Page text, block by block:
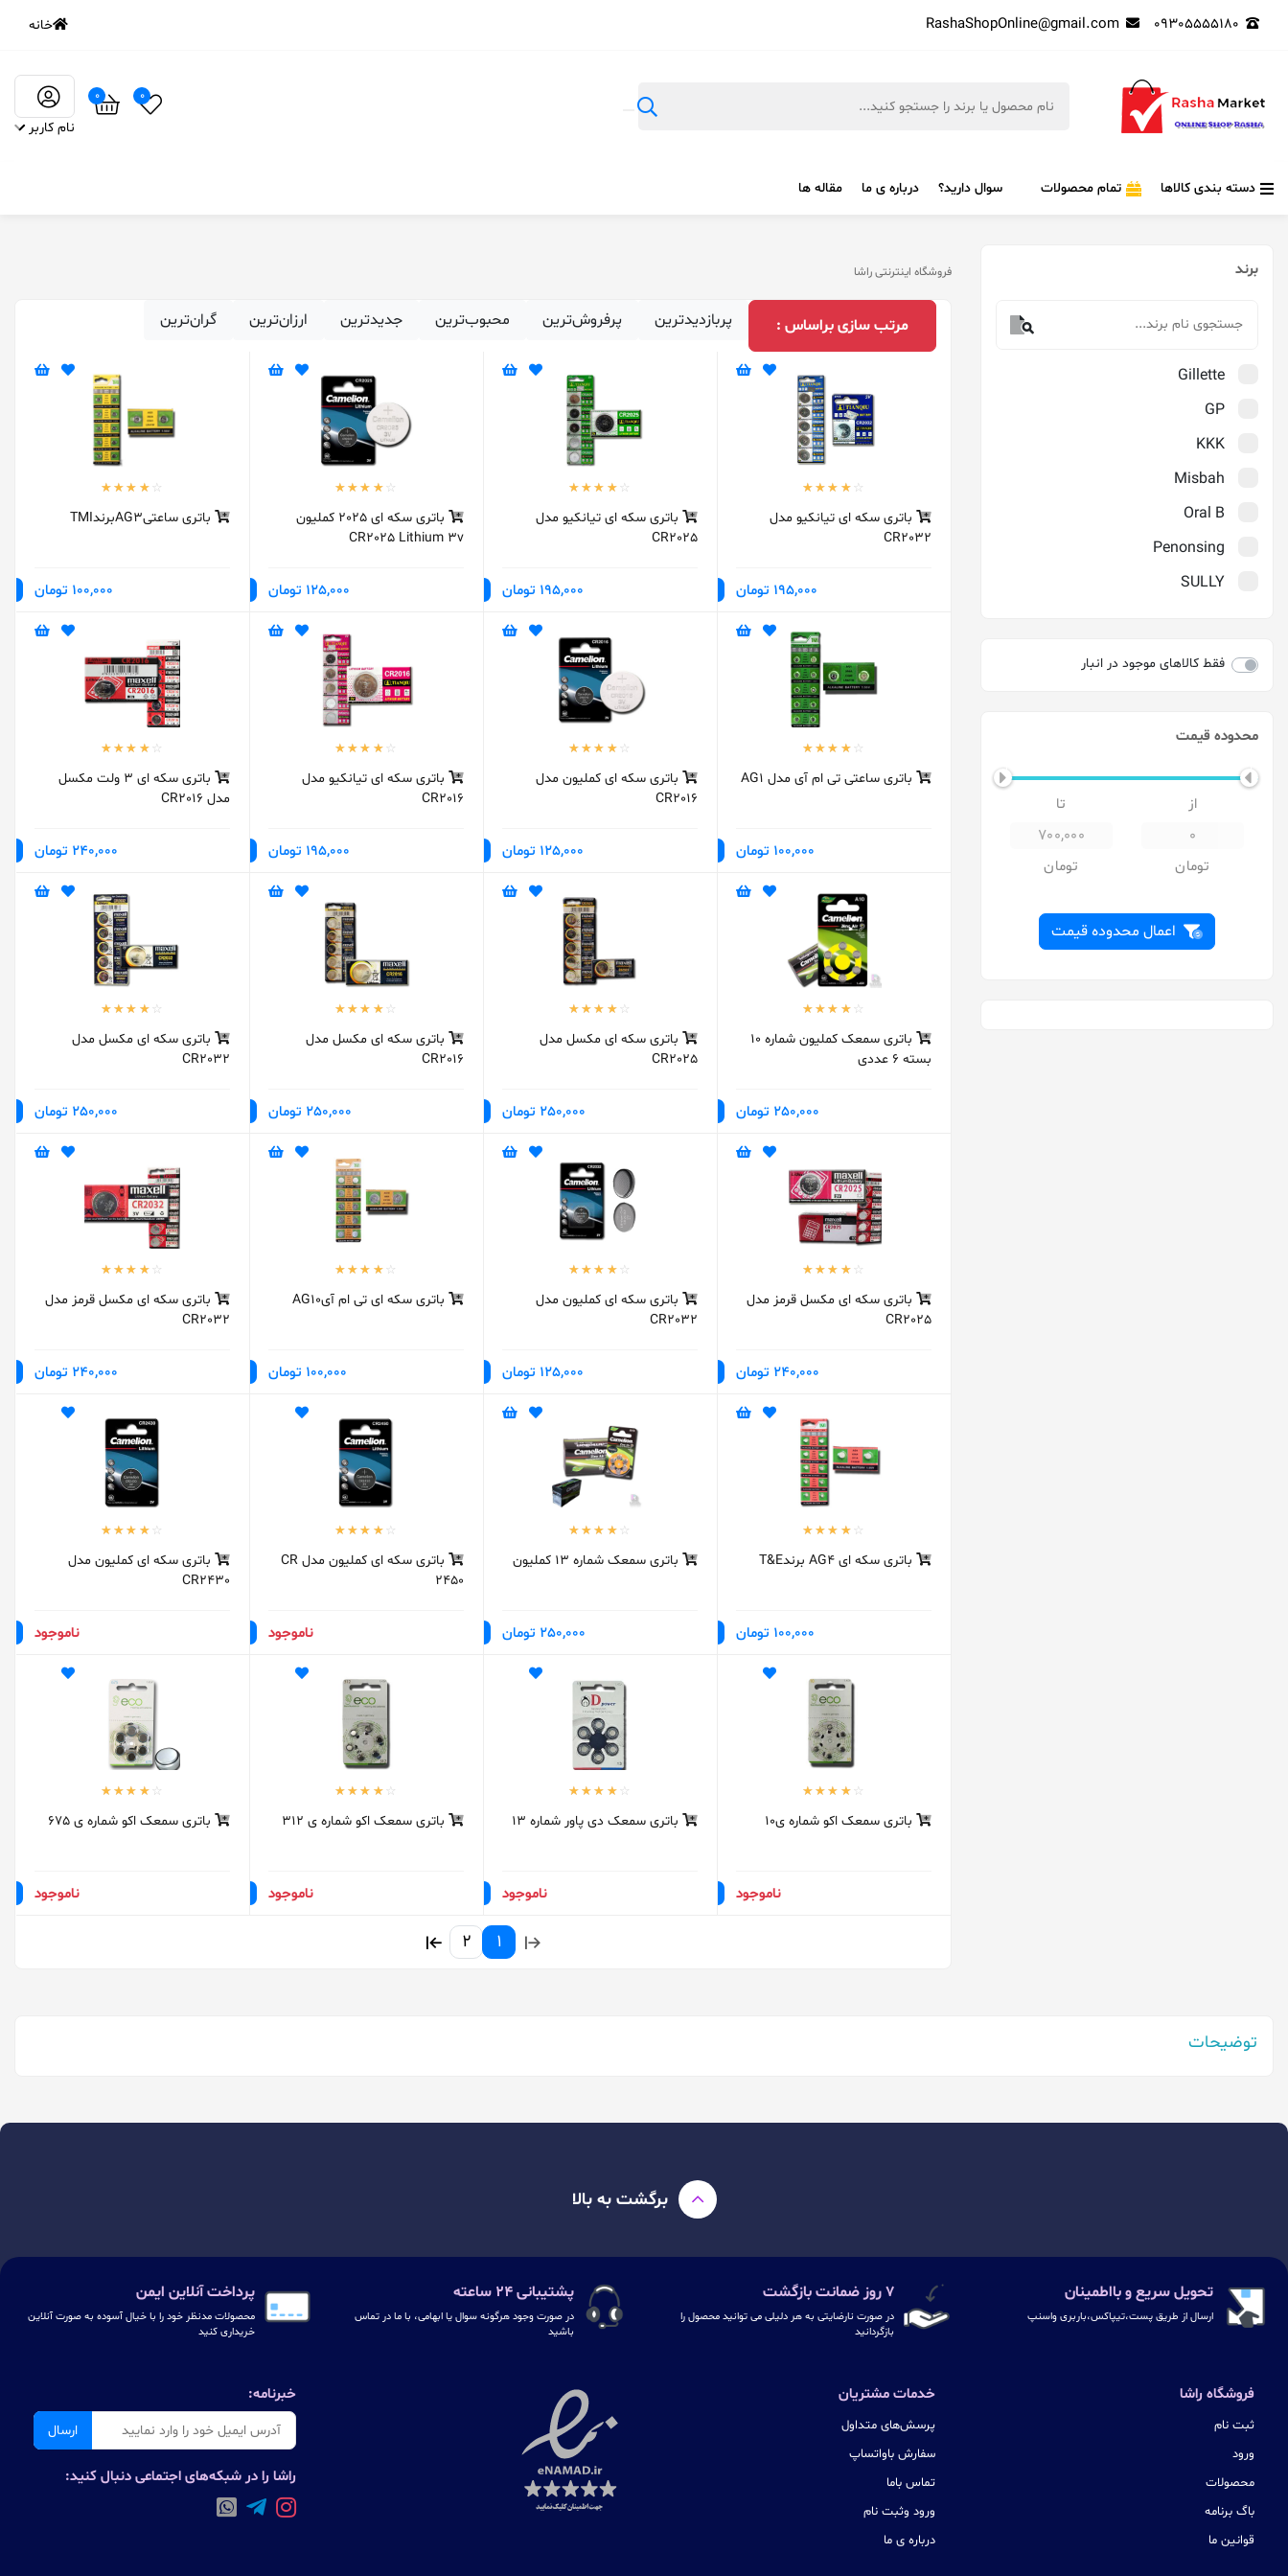
09305555180
RashaShopOnline@gmail.com خانه
0
0
نام کاربر
دسته بندی کالاها تمام محصولات سوال دارید؟ درباره ی ما مقاله ها
برند
Gillette
GP
KKK
Misbah
Oral B
Penonsing
SULLY
اکو
توشیبا
فقط کالاهای موجود در انبار
محدوده قیمت
اعمال محدوده قیمت
فروشگاه اینترنتی راشا
مرتب‌ سازی براساس : پربازدیدترین پرفروش‌ترین محبوب‌ترین ‌جدیدترین ارزان‌ترین گران‌ترین
باتری سکه ای تیانکیو مدل
CR2032
195,000 تومان
باتری سکه ای تیانکیو مدل
CR2025
195,000 تومان
باتری سکه ای 2025 کملیون
CR2025 Lithium 3v
125,000 تومان
باتری ساعتیAG3برندTMI
100,000 تومان
باتری ساعتی تی ام آی مدل AG1
100,000 تومان
باتری سکه ای کملیون مدل
CR2016
125,000 تومان
باتری سکه ای تیانکیو مدل
CR2016
195,000 تومان
باتری سکه ای 3 ولت مکسل
مدل CR2016
240,000 تومان
باتری سمعک کملیون شماره 10
بسته 6 عددی
250,000 تومان
باتری سکه ای مکسل مدل
CR2025
250,000 تومان
باتری سکه ای مکسل مدل
CR2016
250,000 تومان
باتری سکه ای مکسل مدل
CR2032
250,000 تومان
باتری سکه ای مکسل قرمز مدل
CR2025
240,000 تومان
باتری سکه ای کملیون مدل
CR2032
125,000 تومان
باتری سکه ای تی ام آیAG10
100,000 تومان
باتری سکه ای مکسل قرمز مدل
CR2032
240,000 تومان
باتری سکه ای AG4 برندT&E
100,000 تومان
باتری سمعک شماره 13 کملیون
250,000 تومان
باتری سکه ای کملیون مدل CR
2450
ناموجود
باتری سکه ای کملیون مدل
CR2430
ناموجود
باتری سمعک اکو شماره ی10
ناموجود
باتری سمعک دی پاور شماره 13
ناموجود
باتری سمعک اکو شماره ی 312
ناموجود
باتری سمعک اکو شماره ی 675
ناموجود
1
2
توضیحات
برگشت به بالا
تحویل سریع و بااطمینان
ارسال از طریق پست،تیپاکس،باربری واسنپ
۷ روز ضمانت بازگشت
در صورت نارضایتی به هر دلیلی می توانید محصول را
بازگردانید
پشتیبانی ۲۴ ساعته
در صورت وجود هرگونه سوال یا ابهامی، با ما در تماس
باشید
پرداخت آنلاین ایمن
محصولات مدنظر خود را با خیال آسوده به صورت آنلاین
خریداری کنید
فروشگاه راشا
ثبت نام
ورود
محصولات
باگ برنامه
قوانین ما
خدمات مشتریان
پرسش‌های متداول
سفارش باواتساپ
تماس باما
ورود وثبت نام
درباره ی ما
خبرنامه:
ارسال
راشا را در شبکه‌های اجتماعی دنبال کنید: